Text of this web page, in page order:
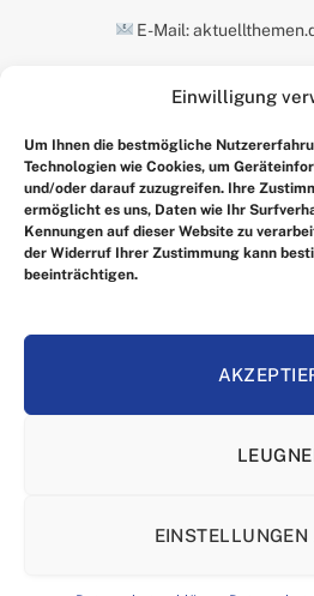
Einwilligung
Um Ihnen die bestmögliche
Technologien wie Cookies, um
und/oder darauf zuzugreifen. Ihre
ermöglicht es uns, Daten wie Ihr
Kennungen auf dieser Website zu
der Widerruf Ihrer Zustimmung kann
beeinträchtigen.
EINSTELLUNGEN
E-Mail:
ALLGEMEINE